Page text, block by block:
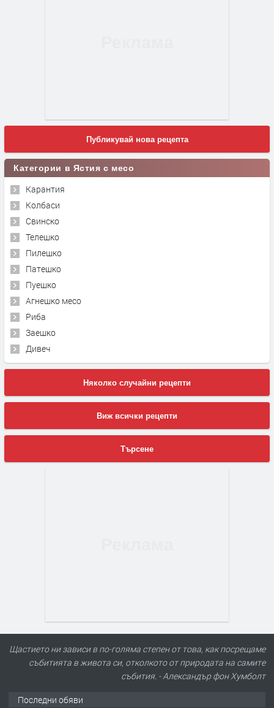
Публикувай нова рецепта
Категории в Ястия с месо
Карантия
Колбаси
Свинско
Телешко
Пилешко
Патешко
Пуешко
Агнешко месо
Риба
Заешко
Дивеч
Няколко случайни рецепти
Виж всички рецепти
Търсене
Щастието ни зависи в по-голяма степен от това, как посрещаме
събитията в живота си, отколкото от природата на самите
събития. - Александър фон Хумболт
Последни обяви